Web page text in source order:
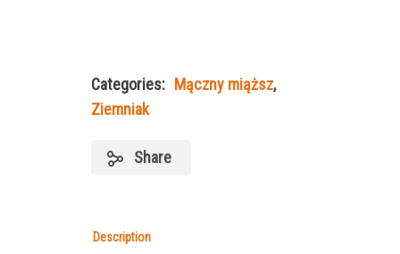
Categories: Mączny miąższ,
Ziemniak
Share
Description